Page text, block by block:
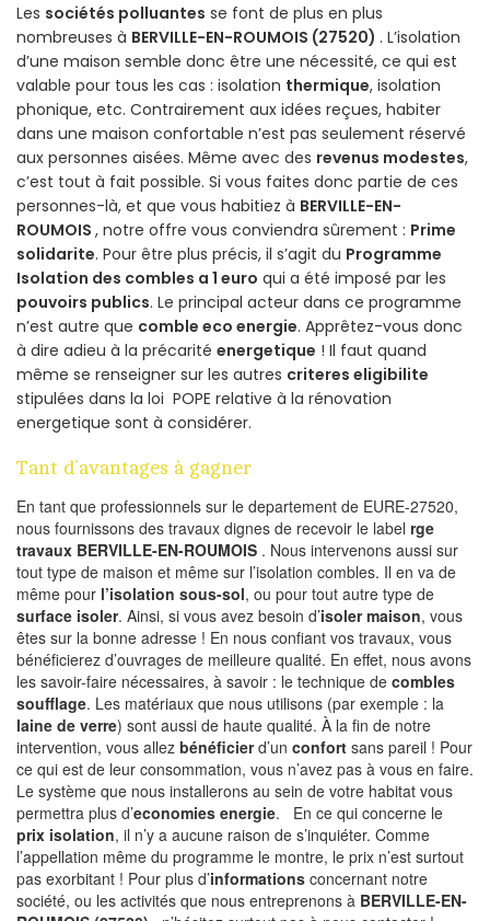
Les sociétés polluantes se font de plus en plus
nombreuses à BERVILLE-EN-ROUMOIS (27520) . L’isolation
d’une maison semble donc être une nécessité, ce qui est
valable pour tous les cas : isolation thermique, isolation
phonique, etc. Contrairement aux idées reçues, habiter
dans une maison confortable n’est pas seulement réservé
aux personnes aisées. Même avec des revenus modestes,
c’est tout à fait possible. Si vous faites donc partie de ces
personnes-là, et que vous habitiez à BERVILLE-EN-
ROUMOIS , notre offre vous conviendra sûrement : Prime
solidarite. Pour être plus précis, il s’agit du Programme
Isolation des combles a 1 euro qui a été imposé par les
pouvoirs publics. Le principal acteur dans ce programme
n’est autre que comble eco energie. Apprêtez-vous donc
à dire adieu à la précarité energetique ! Il faut quand
même se renseigner sur les autres criteres eligibilite
stipulées dans la loi POPE relative à la rénovation
energetique sont à considérer.
Tant d’avantages à gagner
En tant que professionnels sur le departement de EURE-27520,
nous fournissons des travaux dignes de recevoir le label rge
travaux BERVILLE-EN-ROUMOIS . Nous intervenons aussi sur
tout type de maison et même sur l’isolation combles. Il en va de
même pour l’isolation sous-sol, ou pour tout autre type de
surface isoler. Ainsi, si vous avez besoin d’isoler maison, vous
êtes sur la bonne adresse ! En nous confiant vos travaux, vous
bénéficierez d’ouvrages de meilleure qualité. En effet, nous avons
les savoir-faire nécessaires, à savoir : le technique de combles
soufflage. Les matériaux que nous utilisons (par exemple : la
laine de verre) sont aussi de haute qualité. À la fin de notre
intervention, vous allez bénéficierd’un confort sans pareil ! Pour
ce qui est de leur consommation, vous n’avez pas à vous en faire.
Le système que nous installerons au sein de votre habitat vous
permettra plus d’economies energie. En ce qui concerne le
prix isolation, il n’y a aucune raison de s’inquiéter. Comme
l’appellation même du programme le montre, le prix n’est surtout
pas exorbitant ! Pour plus d’informations concernant notre
société, ou les activités que nous entreprenons à BERVILLE-EN-